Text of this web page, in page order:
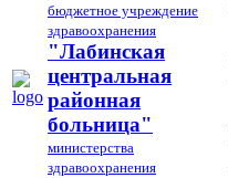
бюджетное учреждение
здравоохранения
"Лабинская
центральная
районная
больница"
министерства
здравоохранения